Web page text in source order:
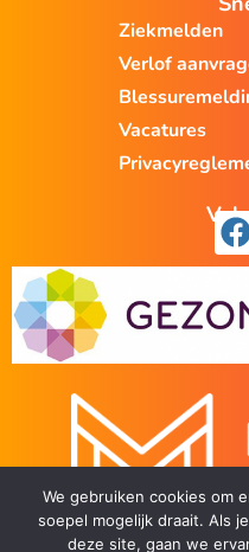
Ziekmelden
Verlof
Vacatures
We gebruiken cookies om
soepel mogelijk draait. Als
deze site, gaan we